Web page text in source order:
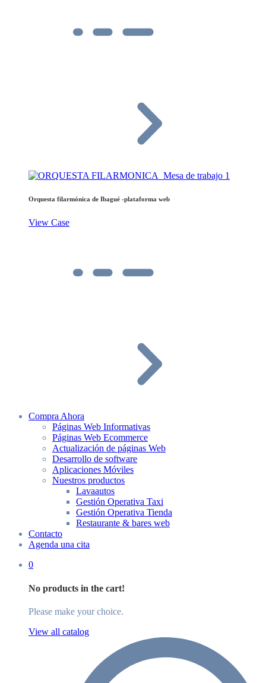
Orquesta filarmónica de Ibagué -plataforma web
View Case
Compra Ahora
Páginas Web Informativas
Páginas Web Ecommerce
Actualización de páginas Web
Desarrollo de software
Aplicaciones Móviles
Nuestros productos
Lavaautos
Gestión Operativa Taxi
Gestión Operativa Tienda
Restaurante & bares web
Contacto
Agenda una cita
0
No products in the cart!
Please make your choice.
View all catalog